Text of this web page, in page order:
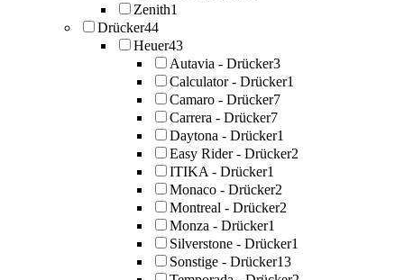
Zenith1
Drücker44
Heuer43
Autavia - Drücker3
Calculator - Drücker1
Camaro - Drücker7
Carrera - Drücker7
Daytona - Drücker1
Easy Rider - Drücker2
ITIKA - Drücker1
Monaco - Drücker2
Montreal - Drücker2
Monza - Drücker1
Silverstone - Drücker1
Sonstige - Drücker13